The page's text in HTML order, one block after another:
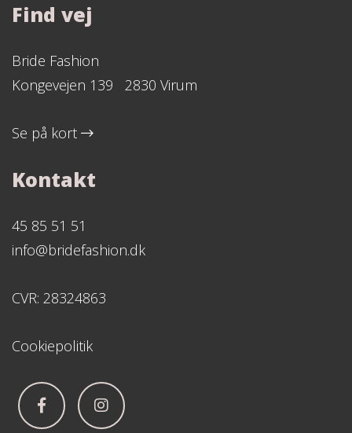
Find vej
Bride Fashion
Kongevejen 139 2830 Virum
Se på kort
Kontakt
45 85 51 51
info@bridefashion.dk
CVR: 28324863
Cookiepolitik